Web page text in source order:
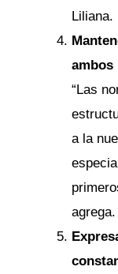
Liliana.
ambos
“Las
a la
agrega.